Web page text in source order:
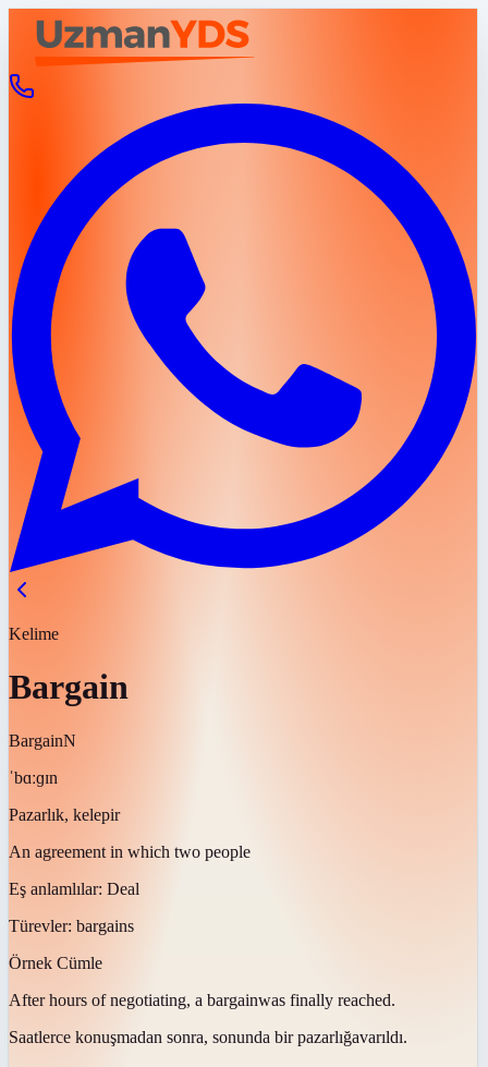
Kelime
Bargain
BargainN
ˈbɑːɡɪn
Pazarlık, kelepir
An agreement in which two people
Eş anlamlılar: Deal
Türevler: bargains
Örnek Cümle
After hours of negotiating, a bargainwas finally reached.
Saatlerce konuşmadan sonra, sonunda bir pazarlığavarıldı.